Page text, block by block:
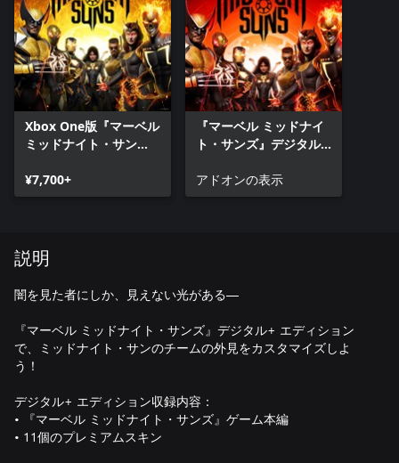
Xbox One版『マーベル
ミッドナイト・サン
¥7,700+
『マーベル ミッドナイ
ト・サンズ』デジタル+
アドオンの表示
説明
闇を見た者にしか、見えない光がある—
『マーベル ミッドナイト・サンズ』デジタル+ エディション
で、ミッドナイト・サンのチームの外見をカスタマイズしよ
う！
デジタル+ エディション収録内容：
• 『マーベル ミッドナイト・サンズ』ゲーム本編
• 11個のプレミアムスキン